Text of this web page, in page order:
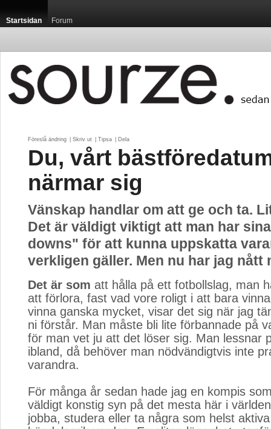
Startsidan Forum
Föreslå ändring Skriv ut Tipsa Dela
Du, vårt
närmar sig
Vänskap handlar om att ge och ta.
Det är väldigt viktigt att man har
downs" för att kunna uppskatta
verkligen gäller. Men nu har jag nått
Det är som att hålla på ett fotbollslag, man
att förlora, fast vad vore roligt i att bara
vinna ganska mycket, visar det sig när jag
ni förstår. Man måste bli lite förbannade på
för man vet ju att det löser sig. Man lessnar
ibland, då behöver man nödvändigtvis inte
varandra.
För många år sedan hade jag en kompis
väldigt konstig syn på det mesta här i
jobba, studera eller ta några som helst